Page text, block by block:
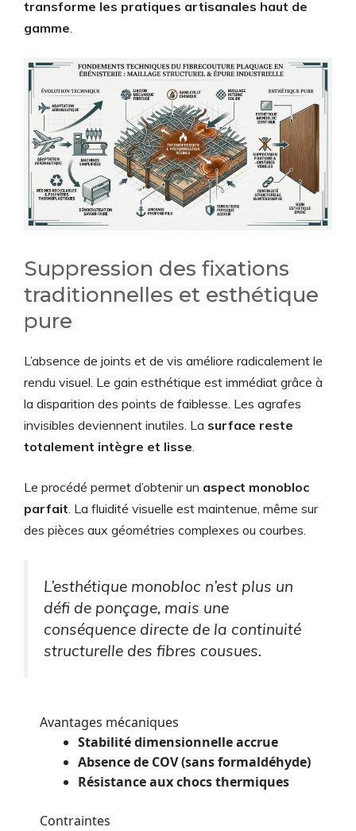
transforme les pratiques artisanales haut de
gamme.
Suppression des fixations
traditionnelles et esthétique
pure
L’absence de joints et de vis améliore radicalement le
rendu visuel. Le gain esthétique est immédiat grâce à
la disparition des points de faiblesse. Les agrafes
invisibles deviennent inutiles. La surface reste
totalement intègre et lisse
Le procédé permet d’obtenir un aspect monobloc
parfait . La fluidité visuelle est maintenue, même sur
des pièces aux géométries complexes ou courbes.
L’esthétique monobloc n’est plus un
défi de ponçage, mais une
conséquence directe de la continuité
structurelle des fibres cousues.
Avantages mécaniques
Stabilité dimensionnelle accrue
Absence de COV (sans formaldéhyde)
Résistance aux chocs thermiques
Contraintes